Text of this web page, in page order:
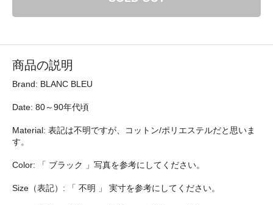
商品の説明
Brand: BLANC BLEU
Date: 80～90年代頃
Material: 表記は不明ですが、コットン/ポリエステルだと思いま
す。
Color: 「 ブラック 」写真を参考にしてください。
Size（表記）: 「 不明 」 実寸を参考にしてください。